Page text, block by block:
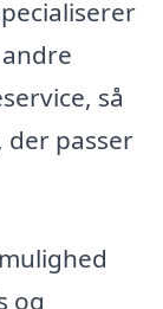
så
passer
og